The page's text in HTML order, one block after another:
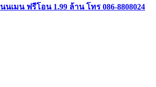
นเมน ฟรีโอน 1.99 ล้าน โทร 086-8808024